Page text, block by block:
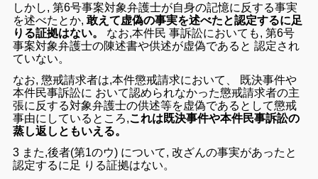
しかし,第6号事案対象弁護士が自身の記憶に 反する事実
を述べた とか,敢えて虚偽の事実を述べたと認定するに足
りる証拠はない。 なお,本件民事訴訟において も,第6号
事案対象弁護士の陳述書や供述が虚偽である と認定され
ていない。
なお,懲戒請求者は,本件懲戒請求において 既決事件や
本件民事訴訟に おいて認められなかった懲戒請求者の主
張に 反する対象弁護士の供述等を虚偽である として懲戒
事由に している ところ,これは既決事件や本件民事訴訟の
蒸し返しともいえる。
3 また,後者(第1のウ) について,改ざんの事実があった と
認定するに 足 りる証拠はない。